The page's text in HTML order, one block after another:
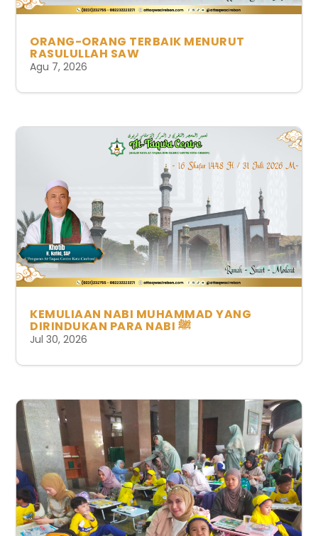
ORANG-ORANG TERBAIK MENURUT
RASULULLAH SAW
Agu 7, 2026
KEMULIAAN NABI MUHAMMAD YANG
DIRINDUKAN PARA NABI ﷺ
Jul 30, 2026